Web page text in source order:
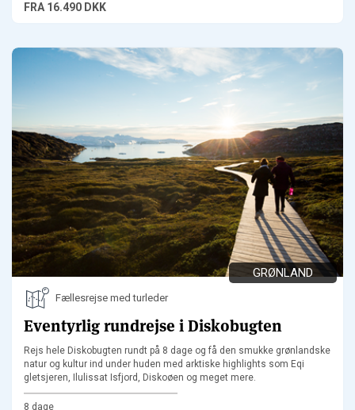
FRA 16.490 DKK
GRØNLAND
Fællesrejse med turleder
Eventyrlig rundrejse i Diskobugten
Rejs hele Diskobugten rundt på 8 dage og få den smukke grønlandske
natur og kultur ind under huden med arktiske highlights som Eqi
gletsjeren, Ilulissat Isfjord, Diskoøen og meget mere.
8 dage